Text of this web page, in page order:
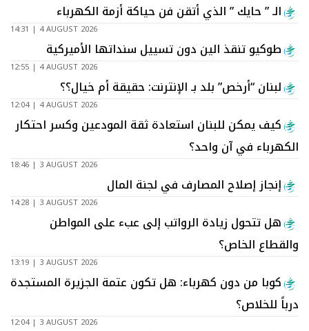
الـ ” حايك ” الذي أتقن فن حياكة أزمة الكهرباء
14:31 | 4 AUGUST 2026
طوكيو تنقذ الين دون تسييل سنداتها الأميركية
12:55 | 4 AUGUST 2026
لبنان “أرخص” بلد بـ الإنترنت: حقيقة أم خيال؟؟
12:04 | 4 AUGUST 2026
كيف يمكن للبنان استعادة ثقة المودعين وكسر احتكار
الكهرباء في آن واحد؟
18:46 | 3 AUGUST 2026
إنجاز إصلاح المصارف في لجنة المال
14:28 | 3 AUGUST 2026
هل تتحول زيادة الرواتب إلى عبء على المواطن
والقطاع الخاص؟
13:19 | 3 AUGUST 2026
كوبا من دون كهرباء: هل تكون عتمة الجزيرة المستجدة
درباً للخلاص؟
12:04 | 3 AUGUST 2026